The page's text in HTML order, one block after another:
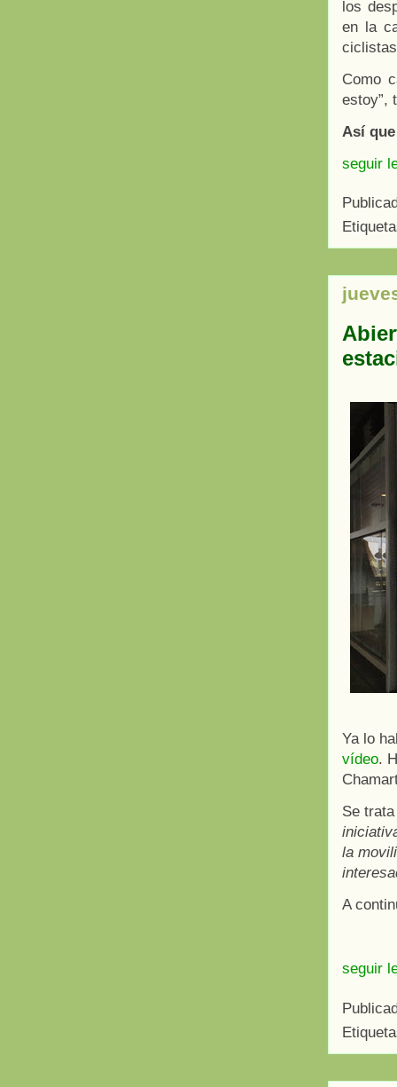
los
en la
Como
estoy”,
Así
seguir
Ya lo
vídeo.
Se
la
A
seguir